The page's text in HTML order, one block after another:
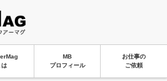
は
MB
プロフィール
お仕事の
ご依頼